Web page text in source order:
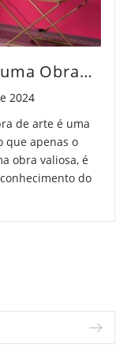
Como Avaliar o Valor de uma Obra de Arte
2024
de arte é uma
que apenas o
obra valiosa, é
do